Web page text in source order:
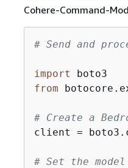
Cohere-Command-
# Send and
import
from
# Create a
client =
# Set the model